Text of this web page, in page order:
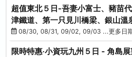
超值東北５日-吾妻小富士、豬苗
津鐵道、第一只見川橋梁、銀山溫
原纜車
08/30, 08/31, 09/02, 09/03 ...更多日
限時特惠‧小資玩九州５日 - 角島展